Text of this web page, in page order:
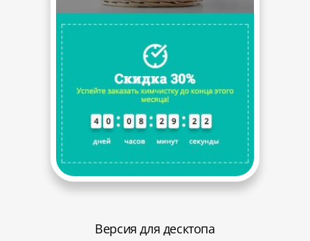
Версия для десктопа